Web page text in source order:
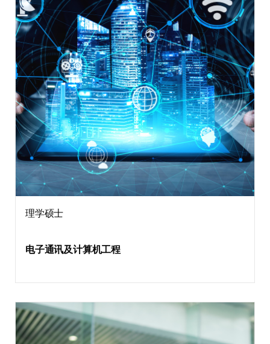
理学硕士
电子通讯及计算机工程